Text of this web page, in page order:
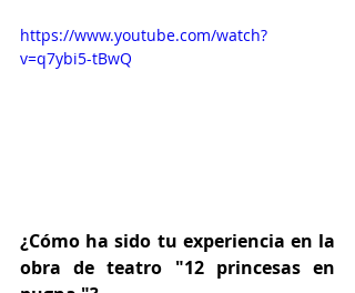
https://www.youtube.com/watch?
v=q7ybi5-tBwQ
¿Cómo ha sido tu experiencia en la
obra de teatro "12 princesas en